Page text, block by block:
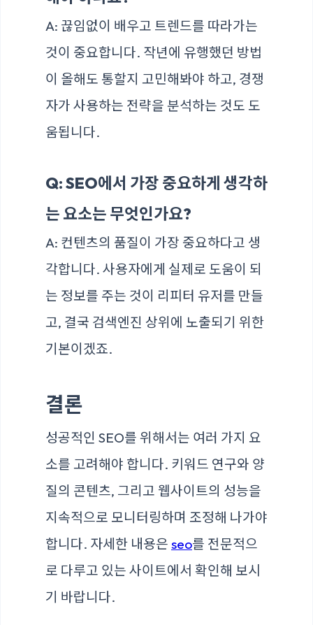
A: 끊임없이 배우고 트렌드를 따라가는
것이 중요합니다. 작년에 유행했던 방법
이 올해도 통할지 고민해봐야 하고, 경쟁
자가 사용하는 전략을 분석하는 것도 도
움됩니다.
Q: SEO에서 가장 중요하게 생각하
는 요소는 무엇인가요?
A: 컨텐츠의 품질이 가장 중요하다고 생
각합니다. 사용자에게 실제로 도움이 되
는 정보를 주는 것이 리피터 유저를 만들
고, 결국 검색엔진 상위에 노출되기 위한
기본이겠죠.
결론
성공적인 SEO를 위해서는 여러 가지 요
소를 고려해야 합니다. 키워드 연구와 양
질의 콘텐츠, 그리고 웹사이트의 성능을
지속적으로 모니터링하며 조정해 나가야
합니다. 자세한 내용은 seo를 전문적으
로 다루고 있는 사이트에서 확인해 보시
기 바랍니다.